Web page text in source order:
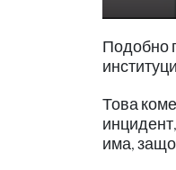
Подобно
Това
има,